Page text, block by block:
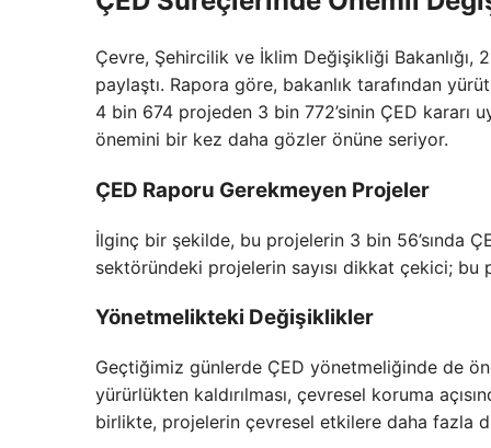
Çevre, Şehircilik ve İklim Değişikliği Bakanlığı,
paylaştı. Rapora göre, bakanlık tarafından
4 bin 674 projeden 3 bin 772’sinin ÇED kararı
önemini bir kez daha gözler önüne seriyor.
ÇED Raporu Gerekmeyen Projeler
İlginç bir şekilde, bu projelerin 3 bin 56’sında
sektöründeki projelerin sayısı dikkat çekici; bu
Yönetmelikteki Değişiklikler
Geçtiğimiz günlerde ÇED yönetmeliğinde de
yürürlükten kaldırılması, çevresel koruma
birlikte, projelerin çevresel etkilere daha fazla